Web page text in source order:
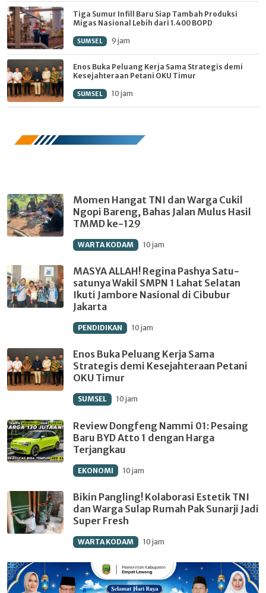
Tiga Sumur Infill Baru Siap Tambah Produksi
Migas Nasional Lebih dari 1.400 BOPD
SUMSEL 9 jam
Enos Buka Peluang Kerja Sama Strategis demi
Kesejahteraan Petani OKU Timur
SUMSEL 10 jam
Momen Hangat TNI dan Warga Cukil
Ngopi Bareng, Bahas Jalan Mulus Hasil
TMMD ke-129
WARTA KODAM 10 jam
MASYA ALLAH! Regina Pashya Satu-
satunya Wakil SMPN 1 Lahat Selatan
Ikuti Jambore Nasional di Cibubur
Jakarta
PENDIDIKAN 10 jam
Enos Buka Peluang Kerja Sama
Strategis demi Kesejahteraan Petani
OKU Timur
SUMSEL 10 jam
Review Dongfeng Nammi 01: Pesaing
Baru BYD Atto 1 dengan Harga
Terjangkau
EKONOMI 10 jam
Bikin Pangling! Kolaborasi Estetik TNI
dan Warga Sulap Rumah Pak Sunarji Jadi
Super Fresh
WARTA KODAM 10 jam